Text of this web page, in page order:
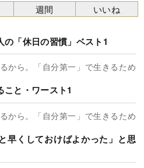
「休日の習慣」ベスト1
から。「自分第一」で生きるため
こと・ワースト1
から。「自分第一」で生きるため
早くしておけばよかった」と思
週間 いいね